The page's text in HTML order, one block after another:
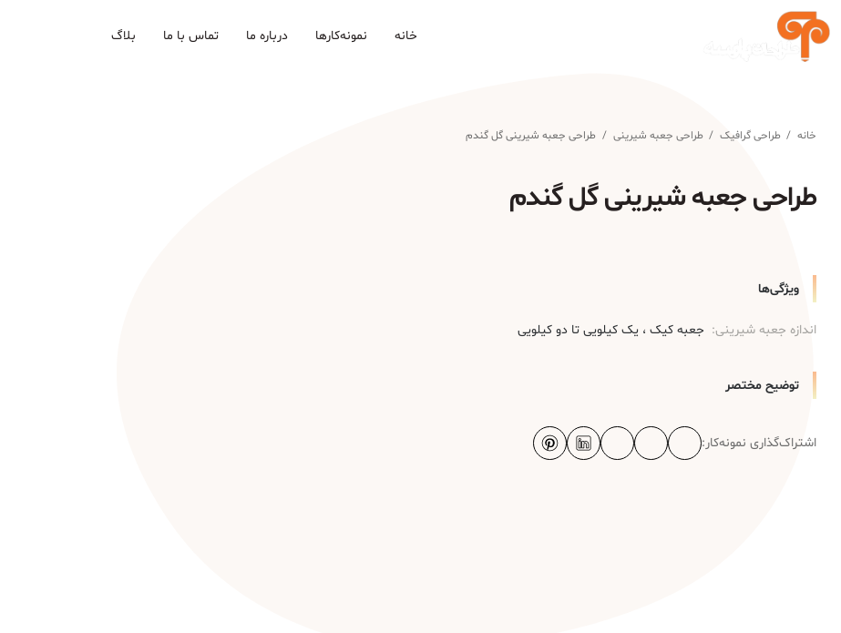
خانه نمونه‌کارها درباره ما تماس با ما بلاگ
خانه / طراحی گرافیک / طراحی جعبه شیرینی / طراحی جعبه شیرینی گل گندم
توضیح مختصر
طراحی جعبه شیرینی گل گندم
ویژگی‌ها
اندازه جعبه شیرینی: جعبه کیک یک کیلویی تا دو کیلویی
اشتراک‌گذاری نمونه‌کار: